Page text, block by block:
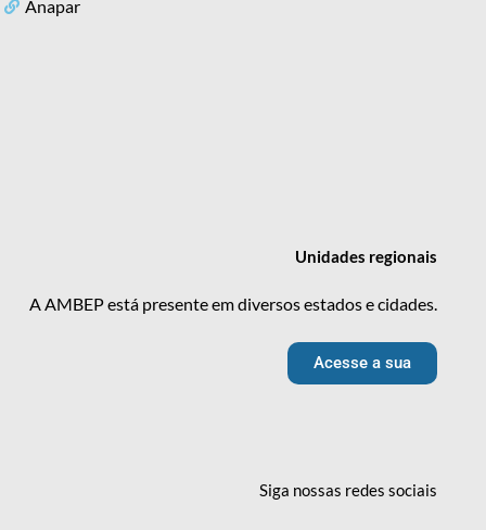
Anapar
Unidades regionais
A AMBEP está presente em diversos estados e cidades.
Acesse a sua
Siga nossas redessociais